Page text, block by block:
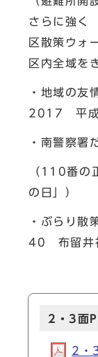
さらに強く
区散策ウ
区内全域を
・地域の友
2017 平成
・南警察署
（110番
の日」）
・ぶらり
40 布留井
2・3面
2・